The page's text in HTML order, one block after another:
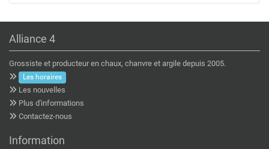
Alliance 4
Grossiste et producteur en chaux, chanvre et argile depuis 2005.
Les horaires
Les nouvelles
Plus d'informations
Contactez-nous
Information